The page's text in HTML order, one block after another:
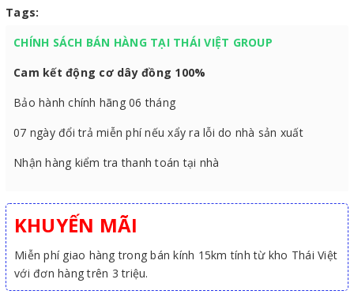
Tags:
CHÍNH SÁCH BÁN HÀNG TẠI THÁI VIỆT GROUP
Cam kết động cơ dây đồng 100%
Bảo hành chính hãng 06 tháng
07 ngày đổi trả miễn phí nếu xẩy ra lỗi do nhà sản xuất
Nhận hàng kiểm tra thanh toán tại nhà
KHUYẾN MÃI
Miễn phí giao hàng trong bán kính 15km tính từ kho Thái Việt
với đơn hàng trên 3 triệu.